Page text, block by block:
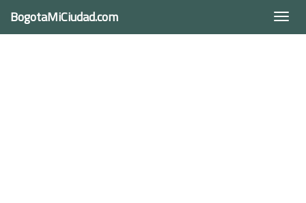
BogotaMiCiudad.com